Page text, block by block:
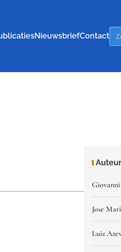
NieuwsbriefContact
Jose
Luiz